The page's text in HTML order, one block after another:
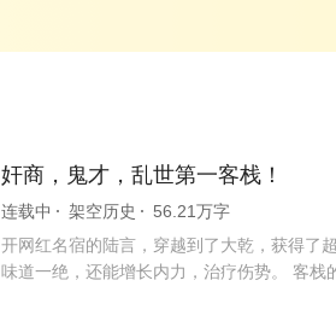
奸商，鬼才，乱世第一客栈！
连载中 架空历史
56.21万字
开网红名宿的陆言，穿越到了大乾，获得了
味道一绝，还能增长内力，治疗伤势。 客